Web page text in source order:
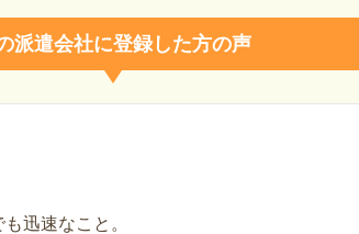
派遣会社に登録した方の声
迅速なこと。